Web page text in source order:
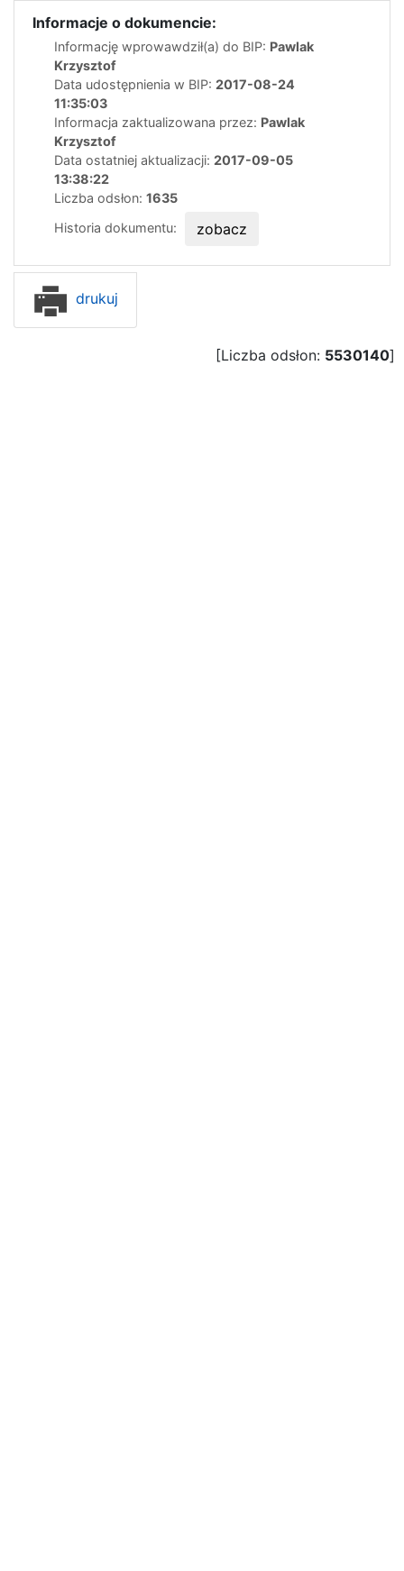
Informacje o dokumencie:
Informację wprowawdził(a) do BIP: Pawlak
Krzysztof
Data udostępnienia w BIP: 2017-08-24
11:35:03
Informacja zaktualizowana przez: Pawlak
Krzysztof
Data ostatniej aktualizacji: 2017-09-05
13:38:22
Liczba odsłon: 1635
Historia dokumentu:
zobacz
drukuj
[Liczba odsłon: 5530140]